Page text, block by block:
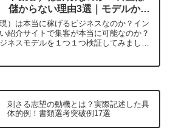
とうございます」といってこのサイ
下には、「あなたは「1億円分の分
」「詳しくはこちらから確認してく
るだけです。この情報は多分リスト
れることでしょう。よくSMSなん
儲からない理由3選｜モデルから
徹底検証
）は本当に稼げるビジネスなのか？イン
紹介サイトで集客が本当に可能なのか？
ネスモデルを１つ１つ検証してみまし
刺さる志望の動機とは？実際記述した具
体的例！書類選考突破例17選